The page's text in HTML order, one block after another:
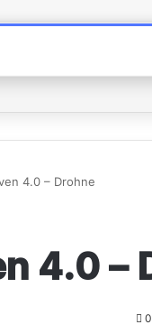
4.0 – Drohne
4.0 –
0